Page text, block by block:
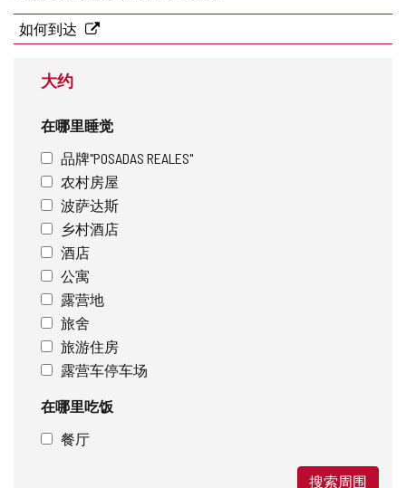
地
址
如何到达
大约
在哪里睡觉
品牌"POSADAS REALES"
农村房屋
波萨达斯
乡村酒店
酒店
公寓
露营地
旅舍
旅游住房
露营车停车场
在哪里吃饭
餐厅
搜索周围